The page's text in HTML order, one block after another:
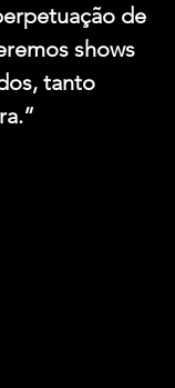
de
shows
tanto